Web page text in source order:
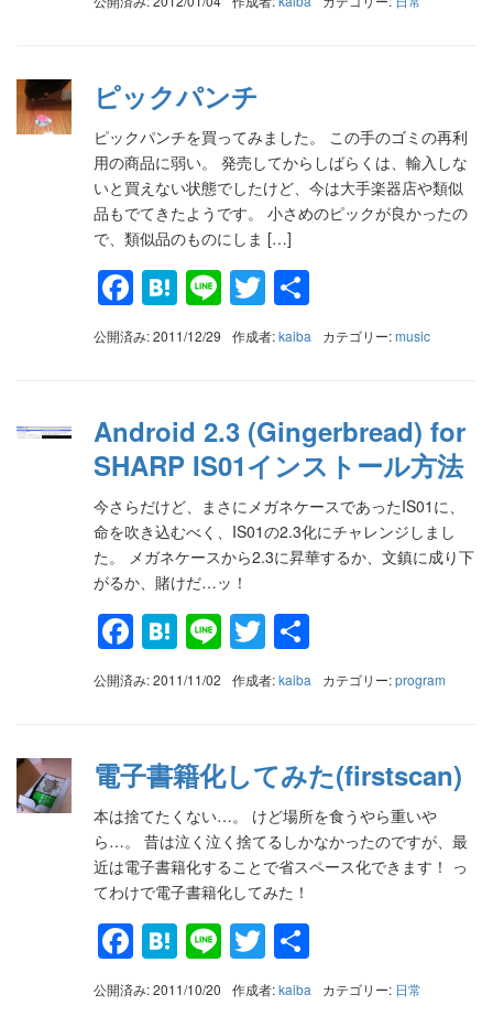
ピックパンチ
ピックパンチを買ってみました。 この手のゴミの再利
用の商品に弱い。 発売してからしばらくは、輸入しな
いと買えない状態でしたけど、今は大手楽器店や類似
品もでてきたようです。 小さめのピックが良かったの
で、類似品のものにしま […]
Facebook
Hatena
LineTwitter
有
公開済み: 2011/12/29 作成者:kaiba カテゴリー:music
Android 2.3 (Gingerbread) for
SHARP IS01インストール方法
今さらだけど、まさにメガネケースであったIS01に、
命を吹き込むべく、IS01の2.3化にチャレンジしまし
た。 メガネケースから2.3に昇華するか、文鎮に成り下
がるか、賭けだ…ッ！
Facebook
Hatena
LineTwitter
有
公開済み: 2011/11/02 作成者:kaiba カテゴリー:program
電子書籍化してみた(firstscan)
本は捨てたくない…。 けど場所を食うやら重いや
ら…。 昔は泣く泣く捨てるしかなかったのですが、最
近は電子書籍化することで省スペース化できます！ っ
てわけで電子書籍化してみた！
Facebook
Hatena
LineTwitter
有
公開済み: 2011/10/20 作成者:kaiba カテゴリー: 日常